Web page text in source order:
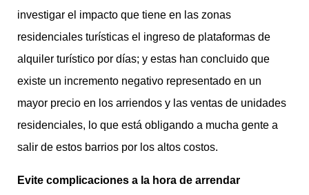
investigar el impacto que tiene en las zonas
residenciales turísticas el ingreso de plataformas de
alquiler turístico por días; y estas han concluido que
existe un incremento negativo representado en un
mayor precio en los arriendos y las ventas de unidades
residenciales, lo que está obligando a mucha gente a
salir de estos barrios por los altos costos.
Evite complicaciones a la hora de arrendar